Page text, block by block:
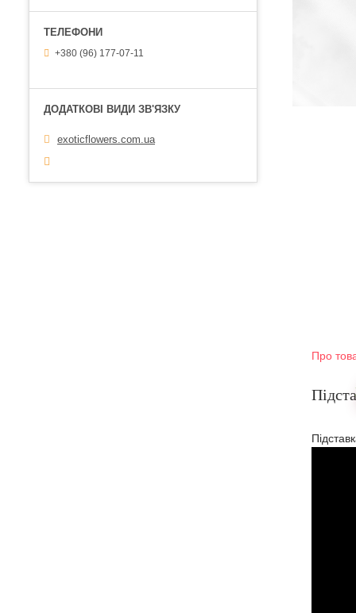
Про
+380 (96) 177-07-11
exoticflowers.com.ua